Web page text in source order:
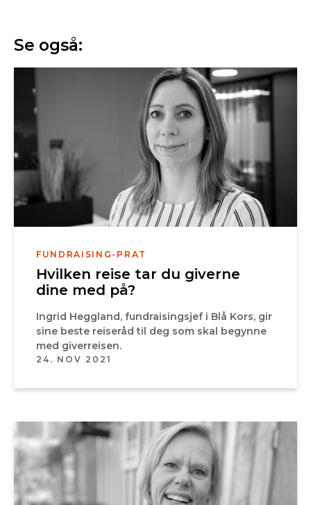
Se også:
FUNDRAISING-PRAT
Hvilken reise tar du giverne
dine med på?
Ingrid Heggland, fundraisingsjef i Blå Kors, gir
sine beste reiseråd til deg som skal begynne
med giverreisen.
24. NOV 2021